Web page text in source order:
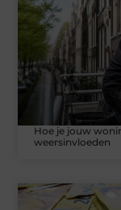
Hoe je jouw
weersinvloeden